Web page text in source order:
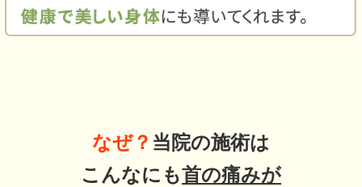
なぜ？ 当院の施術は
こんなにも首の痛みが